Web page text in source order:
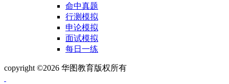
命中真题
行测模拟
申论模拟
面试模拟
每日一练
copyright ©2026 华图教育版权所有